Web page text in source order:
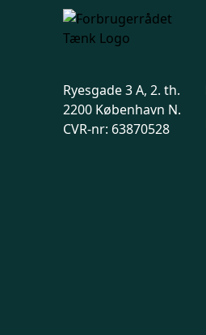
Ryesgade 3 A, 2. th.
2200 København N.
CVR-nr: 63870528